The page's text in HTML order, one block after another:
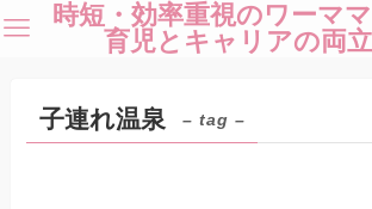
時短・効率重視のワーマ
育児とキャリアの両
子連れ温泉 – tag –